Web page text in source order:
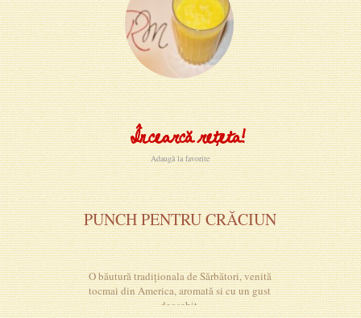
Încearcă rețeta!
Adaugă la favorite
PUNCH PENTRU CRĂCIUN
O băutură tradiționala de Sărbători, venită
tocmai din America, aromată si cu un gust
deosebit.